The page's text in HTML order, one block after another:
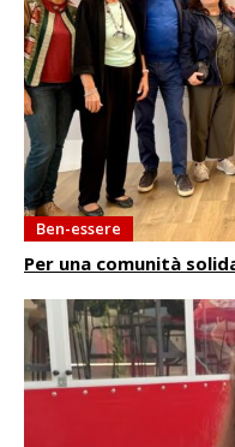
Ben-essere
Per una comunità